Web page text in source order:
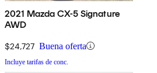
2021 Mazda CX-5 Signature
AWD
$24,727 Buena oferta
Incluye tarifas de conc.